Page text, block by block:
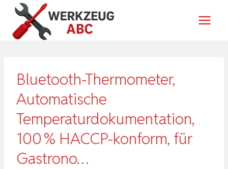
Zum
Inhalt
springen
Bluetooth-Thermometer,
Automatische
Temperaturdokumentation,
100 % HACCP-konform, für
Gastrono…